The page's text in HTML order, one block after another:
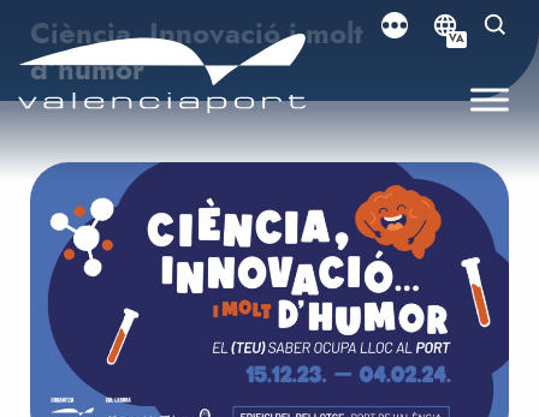
VA
Ciència, Innovació i molt
d’humor